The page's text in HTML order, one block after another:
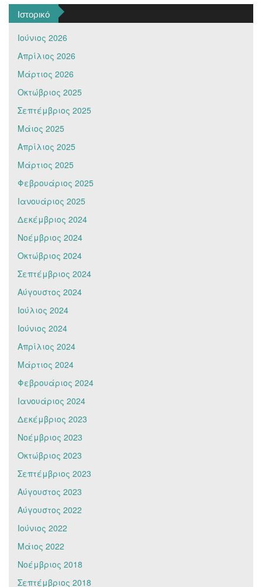
Ιστορικό
Ιούνιος 2026
Απρίλιος 2026
Μάρτιος 2026
Οκτώβριος 2025
Σεπτέμβριος 2025
Μάιος 2025
Απρίλιος 2025
Μάρτιος 2025
Φεβρουάριος 2025
Ιανουάριος 2025
Δεκέμβριος 2024
Νοέμβριος 2024
Οκτώβριος 2024
Σεπτέμβριος 2024
Αύγουστος 2024
Ιούλιος 2024
Ιούνιος 2024
Απρίλιος 2024
Μάρτιος 2024
Φεβρουάριος 2024
Ιανουάριος 2024
Δεκέμβριος 2023
Νοέμβριος 2023
Οκτώβριος 2023
Σεπτέμβριος 2023
Αύγουστος 2023
Αύγουστος 2022
Ιούνιος 2022
Μάιος 2022
Νοέμβριος 2018
Σεπτέμβριος 2018